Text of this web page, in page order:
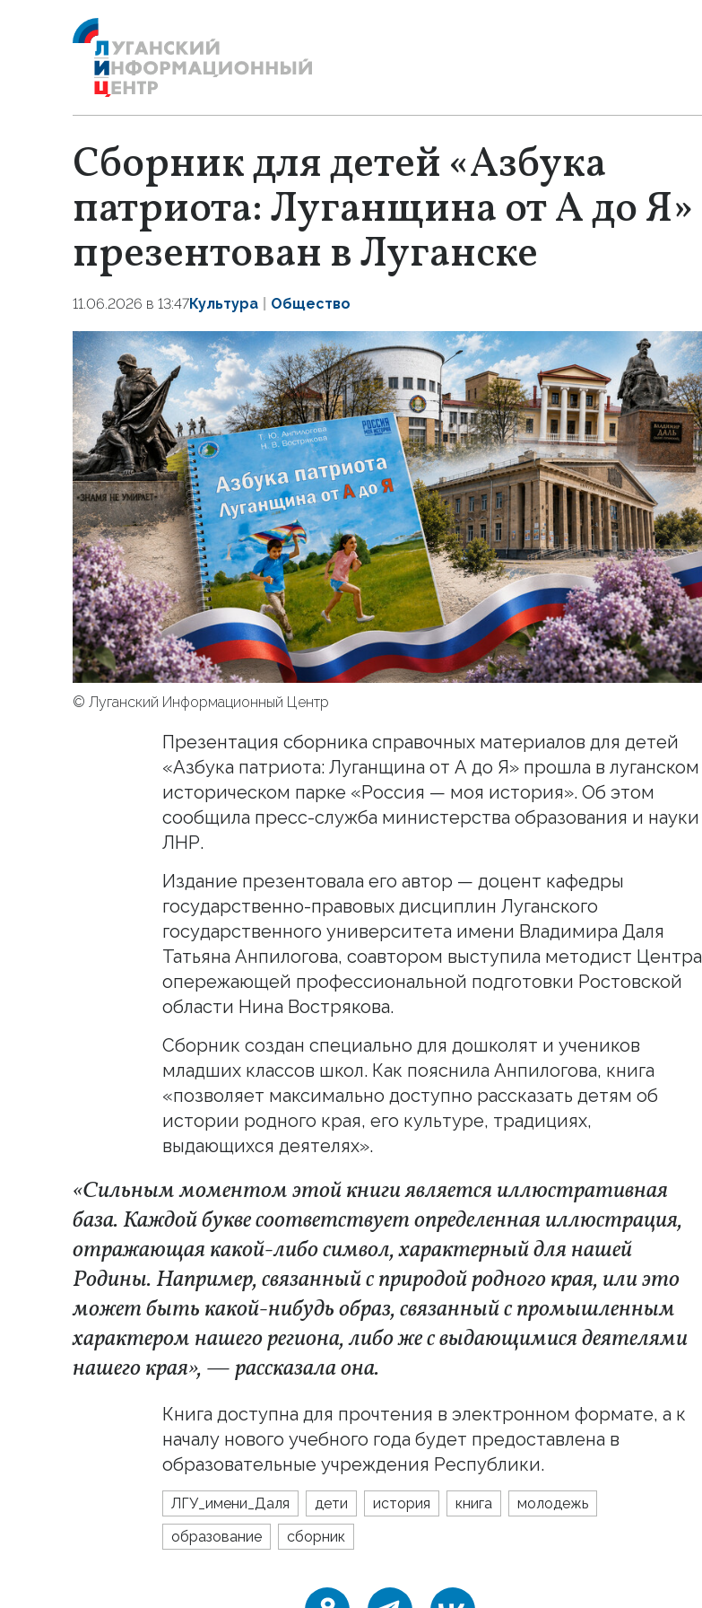
Сборник для детей «Азбука
патриота: Луганщина от А до Я»
презентован в Луганске
11.06.2026 в 13:47Культура Общество
© Луганский Информационный Центр
Презентация сборника справочных материалов для детей
«Азбука патриота: Луганщина от А до Я» прошла в луганском
историческом парке «Россия — моя история». Об этом
сообщила пресс-служба министерства образования и науки
ЛНР.
Издание презентовала его автор — доцент кафедры
государственно-правовых дисциплин Луганского
государственного университета имени Владимира Даля
Татьяна Анпилогова, соавтором выступила методист Центра
опережающей профессиональной подготовки Ростовской
области Нина Вострякова.
Сборник создан специально для дошколят и учеников
младших классов школ. Как пояснила Анпилогова, книга
«позволяет максимально доступно рассказать детям об
истории родного края, его культуре, традициях,
выдающихся деятелях».
«Сильным моментом этой книги является иллюстративная
база. Каждой букве соответствует определенная иллюстрация,
отражающая какой-либо символ, характерный для нашей
Родины. Например, связанный с природой родного края, или это
может быть какой-нибудь образ, связанный с промышленным
характером нашего региона, либо же с выдающимися деятелями
нашего края», — рассказала она.
Книга доступна для прочтения в электронном формате, а к
началу нового учебного года будет предоставлена в
образовательные учреждения Республики.
ЛГУ_имени_Даля дети история книга
молодежь
образование
сборник